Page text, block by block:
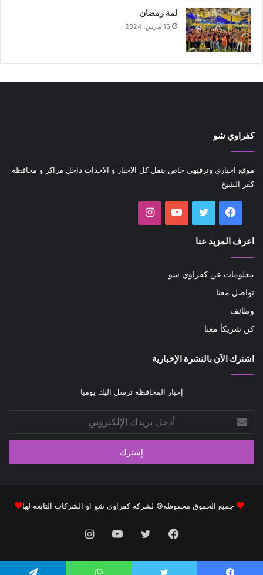
لمة رمضان
15 مارس، 2024
كفراوي شو
موقع اخباري وترفيهي خاص بنقل كل الاخبار و الاحداث داخل مراكز و محافظة
كفر الشيخ
فيسبوكتويتر يوتيوبانستقرام
اعرف المزيد عنا
معلومات عن كفراوي شو
تواصل معنا
وظائف
كن شريكاً معنا
اشترك الآن بالنشرة الإخبارية
إخبار المحافظة ترسل اليك يوميا
بريدك
الإلكتروني
جميع الحقوق محفوظة© لشركة كفراوي شو او الشركات التابعة لها
فيسبوك تويتر يوتيوبانستقرام